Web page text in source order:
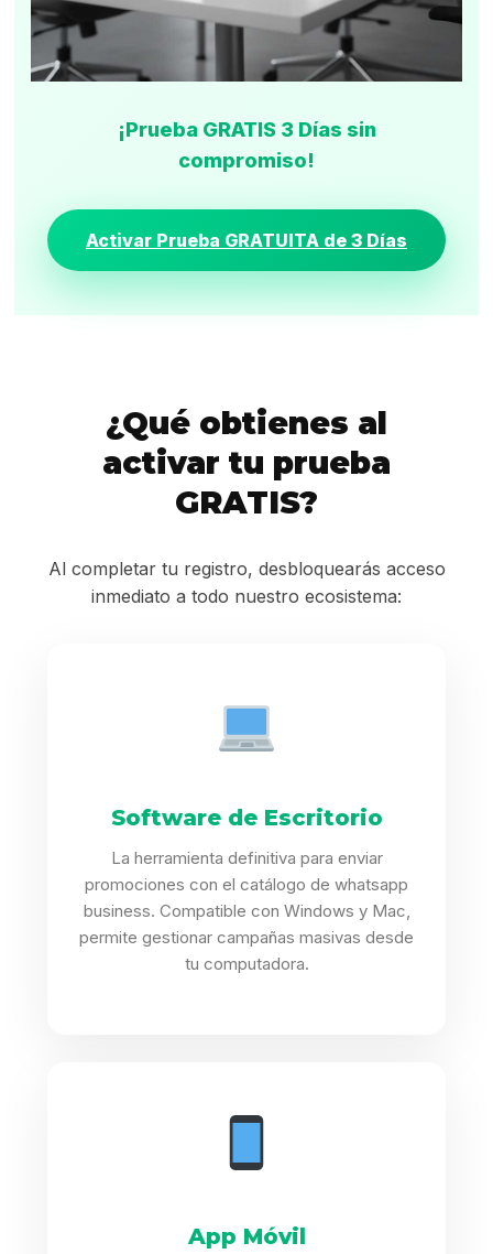
¡Prueba GRATIS 3 Días sin
compromiso!
Activar Prueba GRATUITA de 3 Días
¿Qué obtienes al
activar tu prueba
GRATIS?
Al completar tu registro, desbloquearás acceso
inmediato a todo nuestro ecosistema:
Software de Escritorio
La herramienta definitiva para enviar
promociones con el catálogo de whatsapp
business. Compatible con Windows y Mac,
permite gestionar campañas masivas desde
tu computadora.
App Móvil